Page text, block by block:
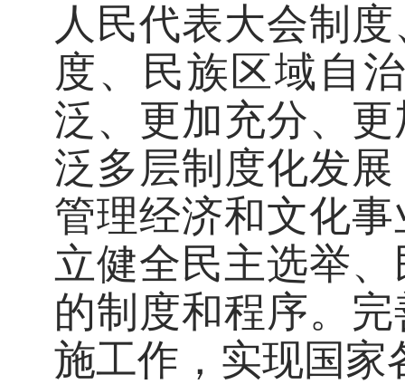
人民代表大会制
度、民族区域自
泛、更加充分、
泛多层制度化发
管理经济和文化
立健全民主选举
的制度和程序。
施工作，实现国家